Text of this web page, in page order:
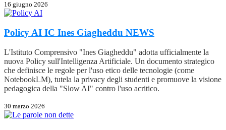
16 giugno 2026
Policy AI IC Ines Giagheddu NEWS
L'Istituto Comprensivo "Ines Giagheddu" adotta ufficialmente la
nuova Policy sull'Intelligenza Artificiale. Un documento strategico
che definisce le regole per l'uso etico delle tecnologie (come
NotebookLM), tutela la privacy degli studenti e promuove la visione
pedagogica della "Slow AI" contro l'uso acritico.
30 marzo 2026